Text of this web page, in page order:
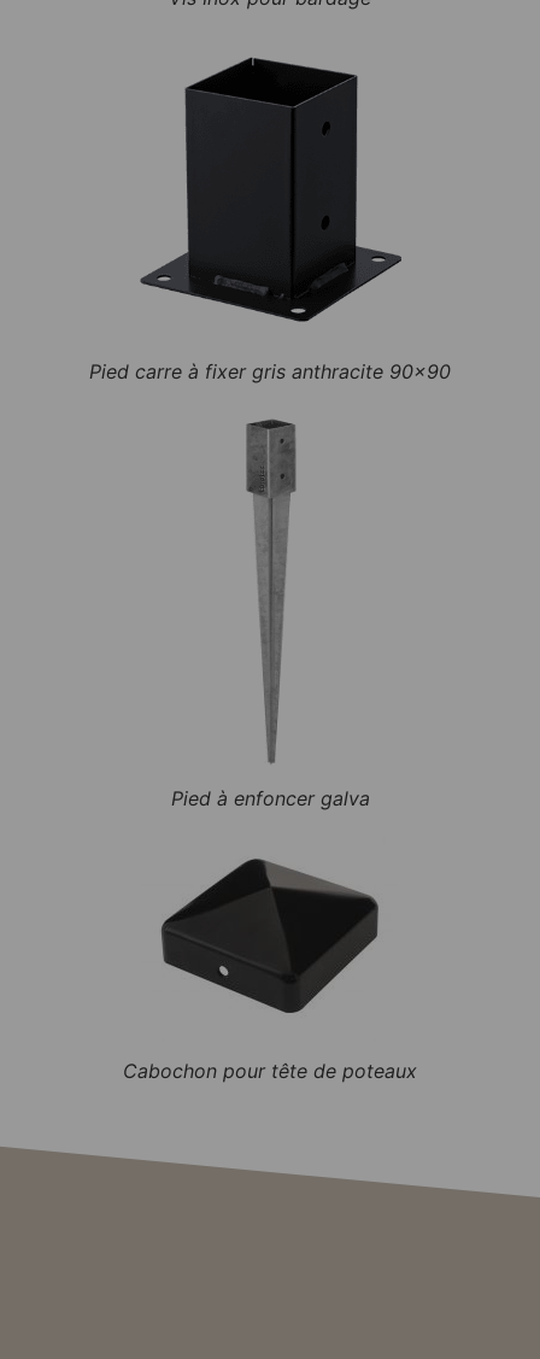
Pied carre à fixer gris anthracite 90x90
Pied à enfoncer galva
Cabochon pour tête de poteaux